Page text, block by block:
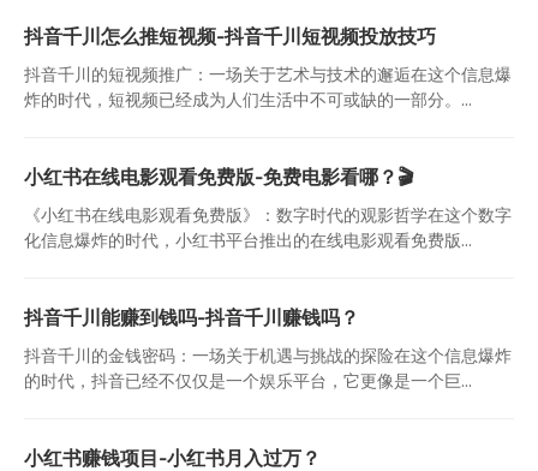
抖音千川怎么推短视频-抖音千川短视频投放技巧
抖音千川的短视频推广：一场关于艺术与技术的邂逅在这个信息爆
炸的时代，短视频已经成为人们生活中不可或缺的一部分。...
小红书在线电影观看免费版-免费电影看哪？🎬
《小红书在线电影观看免费版》：数字时代的观影哲学在这个数字
化信息爆炸的时代，小红书平台推出的在线电影观看免费版...
抖音千川能赚到钱吗-抖音千川赚钱吗？
抖音千川的金钱密码：一场关于机遇与挑战的探险在这个信息爆炸
的时代，抖音已经不仅仅是一个娱乐平台，它更像是一个巨...
小红书赚钱项目-小红书月入过万？